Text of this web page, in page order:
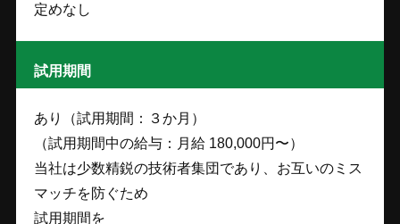
定めなし
試用期間
あり（試用期間：３か月）
（試用期間中の給与：月給 180,000円〜）
当社は少数精鋭の技術者集団であり、お互いのミス
マッチを防ぐため
試用期間を